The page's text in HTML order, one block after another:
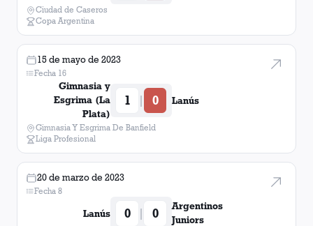
Ciudad de Caseros
Copa Argentina
15 de mayo de 2023
Fecha 16
Gimnasia y
Esgrima (La
Plata)
1 | 0 Lanús
Gimnasia Y Esgrima De Banfield
Liga Profesional
20 de marzo de 2023
Fecha 8
Lanús 0 | 0
Argentinos
Juniors